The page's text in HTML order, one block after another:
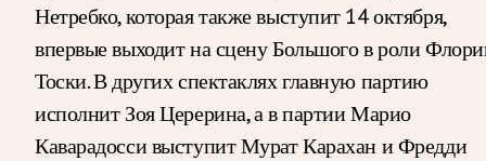
Нетребко, которая также выступит 14 октября,
впервые выходит на сцену Большого в роли
Тоски. В других спектаклях главную партию
исполнит Зоя Церерина, а в партии Марио
Каварадосси выступит Мурат Карахан и Фредди